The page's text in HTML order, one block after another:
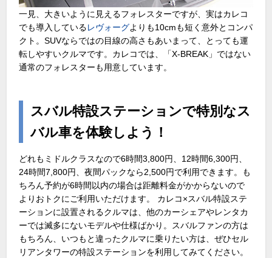
一見、大きいように見えるフォレスターですが、実はカレコ
でも導入しているレヴォーグよりも10cmも短く意外とコンパ
クト。SUVならではの目線の高さもあいまって、とっても運
転しやすいクルマです。カレコでは、「X-BREAK」ではない
通常のフォレスターも用意しています。
スバル特設ステーションで特別なス
バル車を体験しよう！
どれもミドルクラスなので6時間3,800円、12時間6,300円、
24時間7,800円、夜間パックなら2,500円で利用できます。も
ちろん予約が6時間以内の場合は距離料金がかからないので
よりおトクにご利用いただけます。 カレコ×スバル特設ステ
ーションに設置されるクルマは、他のカーシェアやレンタカ
ーでは滅多にないモデルや仕様ばかり。スバルファンの方は
もちろん、いつもと違ったクルマに乗りたい方は、ぜひセル
リアンタワーの特設ステーションを利用してみてください。